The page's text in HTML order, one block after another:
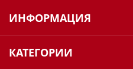
ИНФОРМАЦИЯ
КАТЕГОРИИ